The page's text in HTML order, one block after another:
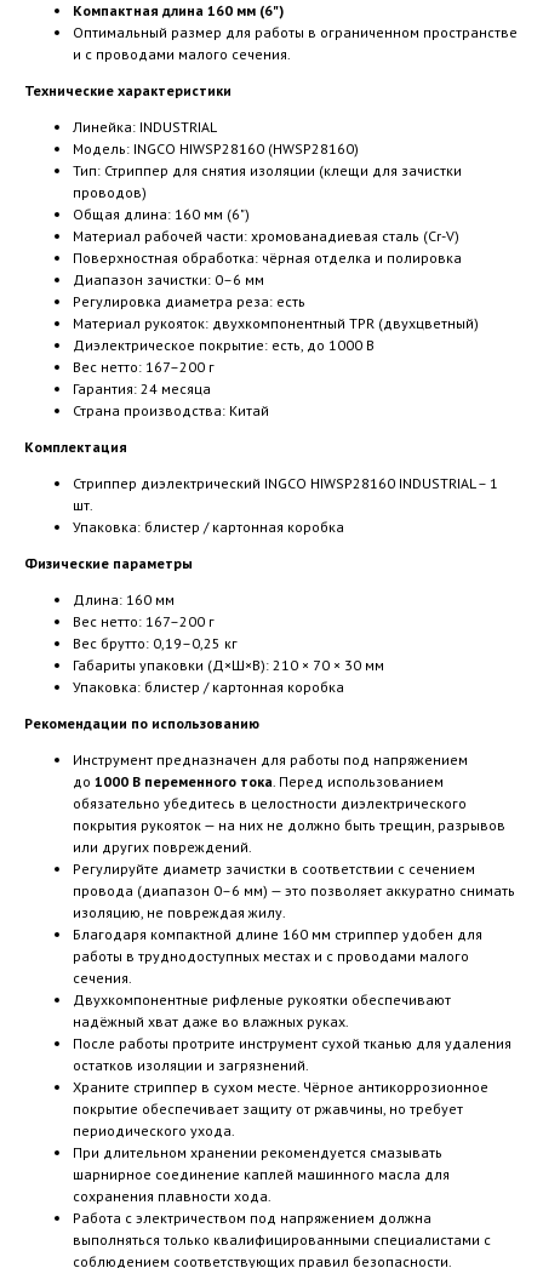
Компактная длина 160 мм (6")
Оптимальный размер для работы в ограниченном пространстве
и с проводами малого сечения.
Технические характеристики
Линейка: INDUSTRIAL
Модель: INGCO HIWSP28160 (HWSP28160)
Тип: Стриппер для снятия изоляции (клещи для зачистки
проводов)
Общая длина: 160 мм (6")
Материал рабочей части: хромованадиевая сталь (Cr-V)
Поверхностная обработка: чёрная отделка и полировка
Диапазон зачистки: 0–6 мм
Регулировка диаметра реза: есть
Материал рукояток: двухкомпонентный TPR (двухцветный)
Диэлектрическое покрытие: есть, до 1000 В
Вес нетто: 167–200 г
Гарантия: 24 месяца
Страна производства: Китай
Комплектация
Стриппер диэлектрический INGCO HIWSP28160 INDUSTRIAL – 1
шт.
Упаковка: блистер / картонная коробка
Физические параметры
Длина: 160 мм
Вес нетто: 167–200 г
Вес брутто: 0,19–0,25 кг
Габариты упаковки (Д×Ш×В): 210 × 70 × 30 мм
Упаковка: блистер / картонная коробка
Рекомендации по использованию
Инструмент предназначен для работы под напряжением
до 1000 В переменного тока. Перед использованием
обязательно убедитесь в целостности диэлектрического
покрытия рукояток — на них не должно быть трещин, разрывов
или других повреждений.
Регулируйте диаметр зачистки в соответствии с сечением
провода (диапазон 0–6 мм) — это позволяет аккуратно снимать
изоляцию, не повреждая жилу.
Благодаря компактной длине 160 мм стриппер удобен для
работы в труднодоступных местах и с проводами малого
сечения.
Двухкомпонентные рифленые рукоятки обеспечивают
надёжный хват даже во влажных руках.
После работы протрите инструмент сухой тканью для удаления
остатков изоляции и загрязнений.
Храните стриппер в сухом месте. Чёрное антикоррозионное
покрытие обеспечивает защиту от ржавчины, но требует
периодического ухода.
При длительном хранении рекомендуется смазывать
шарнирное соединение каплей машинного масла для
сохранения плавности хода.
Работа с электричеством под напряжением должна
выполняться только квалифицированными специалистами с
соблюдением соответствующих правил безопасности.